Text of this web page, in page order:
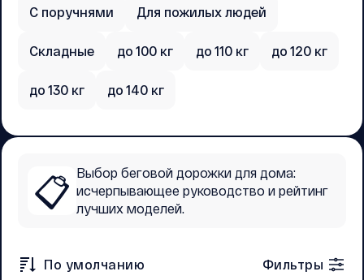
С поручнями Для пожилых людей
Складные до 100 кг до 110 кг до 120 кг
до 130 кг до 140 кг
📋 Выбор беговой дорожки для дома:
исчерпывающее руководство и рейтинг
лучших моделей.
По умолчанию Фильтры